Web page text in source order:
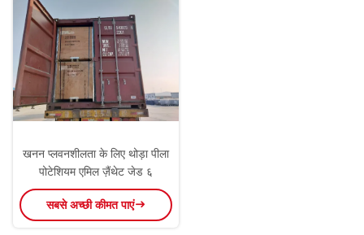
खनन प्लवनशीलता के लिए थोड़ा पीला
पोटेशियम एमिल ज़ैंथेट जेड ६
सबसे अच्छी कीमत पाएं